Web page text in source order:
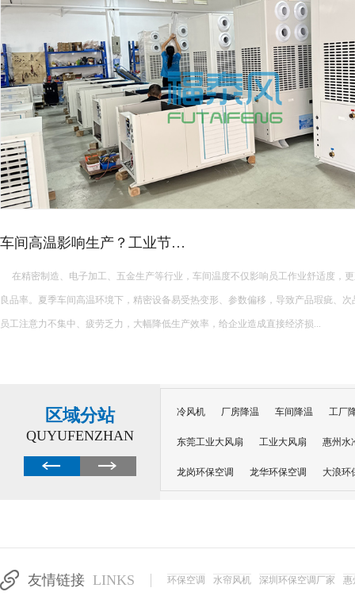
车间高温影响生产？工业节…
在精密制造、电子加工、五金生产等行业，车间温度不仅影响员工作业舒适度，
良品率。夏季车间高温环境下，精密设备易受热变形、参数偏移，导致产品瑕疵、
员工注意力不集中、疲劳乏力，大幅降低生产效率，给企业造成直接经济损...
区域分站
QUYUFENZHAN
冷风机 厂房降温 车间降温 工厂
东莞工业大风扇 工业大风扇 惠州水
龙岗环保空调 龙华环保空调 大浪环
友情链接 LINKS 环保空调 水帘风机 深圳环保空调厂家 惠